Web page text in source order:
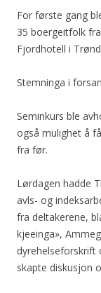
For første gang
35 boergeitfolk
Fjordhotell i
Stemninga i
Seminkurs ble
også mulighet å
fra før.
Lørdagen hadde
avls- og
fra deltakerene,
kjeeinga»,
dyrehelseforskrift
skapte diskusjon